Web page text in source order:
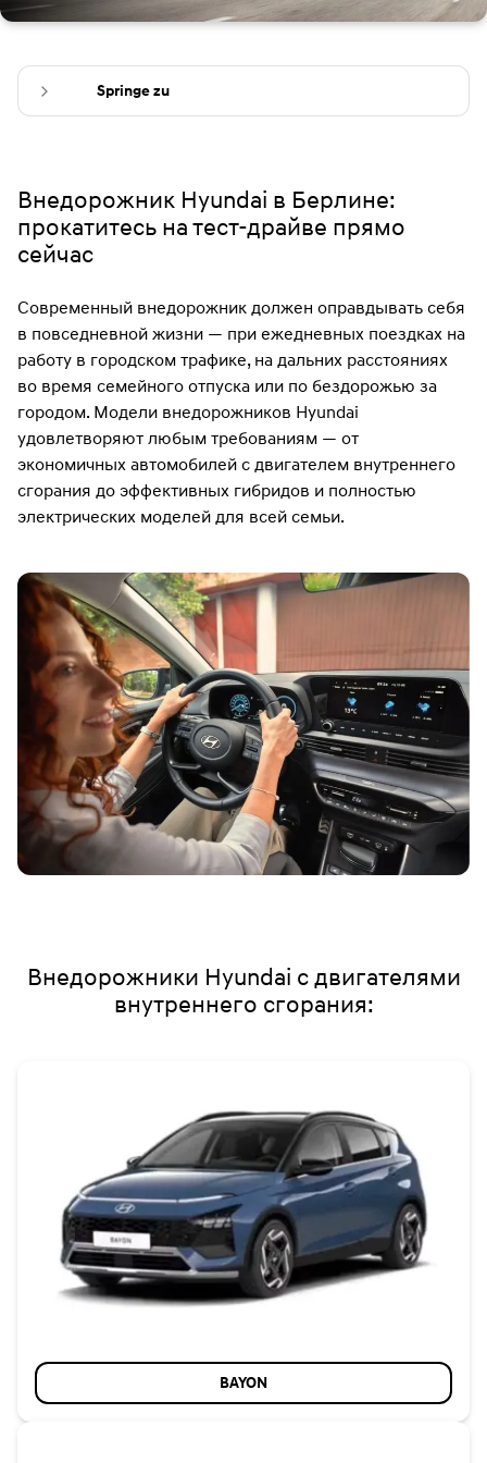
Springe zu
Внедорожник Hyundai в Берлине:
прокатитесь на тест-драйве прямо
сейчас
Современный внедорожник должен оправдывать себя
в повседневной жизни — при ежедневных поездках на
работу в городском трафике, на дальних расстояниях
во время семейного отпуска или по бездорожью за
городом. Модели внедорожников Hyundai
удовлетворяют любым требованиям — от
экономичных автомобилей с двигателем внутреннего
сгорания до эффективных гибридов и полностью
электрических моделей для всей семьи.
Внедорожники Hyundai с двигателями
внутреннего сгорания:
BAYON